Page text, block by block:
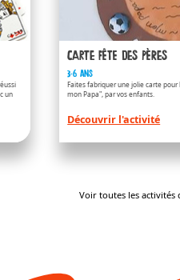
un
Carte fête des pères
3-6 ans
Faites fabriquer une jolie carte
mon Papa", par vos enfants.
Découvrir l'activité
Voir toutes les activités